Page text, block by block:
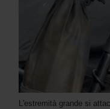
L'estremità grande si